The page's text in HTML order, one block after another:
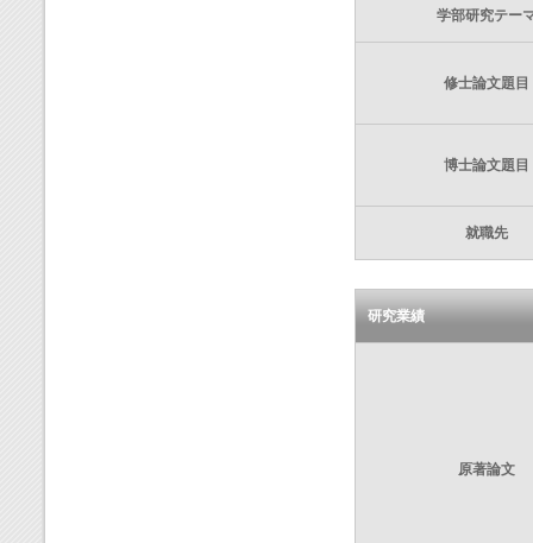
学部研究テー
修士論文題目
博士論文題目
就職先
研究業績
原著論文